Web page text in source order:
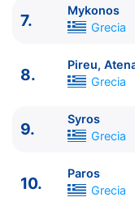
Italia 8:00
4.
Nydri Grecia
6.
Katapola
Mykonos Grecia
9.
Syros Grecia
Paros Grecia
Zi de navigare
12.
Corfu Grecia
7.
Mykonos
Grecia
8.
Pireu,
Grecia
9.
Syros
Grecia
10.
Paros
Grecia